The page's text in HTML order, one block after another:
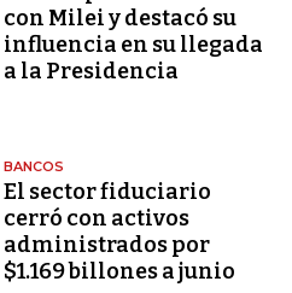
con Milei y destacó su
influencia en su llegada
a la Presidencia
BANCOS
El sector fiduciario
cerró con activos
administrados por
$1.169 billones a junio